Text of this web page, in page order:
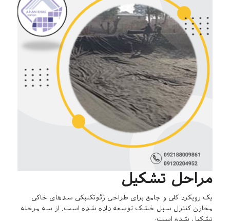
مراحل تشکیل
یک رویکرد کلی و جامع برای طراحی ژئوتکنیکی سدهای خاکی
مخازن کنترل سیل خشک توسعه داده شده است. از سه مرحله
تشکیل شده است: